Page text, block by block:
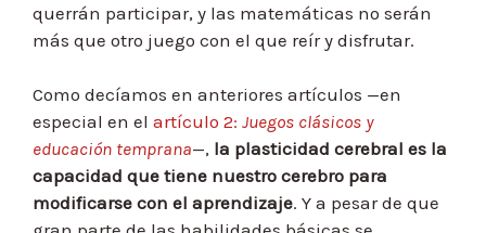
querrán participar, y las matemáticas no serán
más que otro juego con el que reír y disfrutar.
Como decíamos en anteriores artículos —en
especial en el artículo 2: Juegos clásicos y
educación temprana—, la plasticidad cerebral es la
capacidad que tiene nuestro cerebro para
modificarse con el aprendizaje. Y a pesar de que